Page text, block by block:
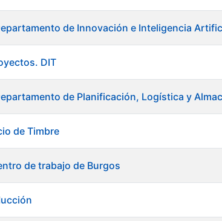
de Innovación e Inteligencia
DIT
de Planificación, Logística y
de Timbre
de trabajo de Burgos